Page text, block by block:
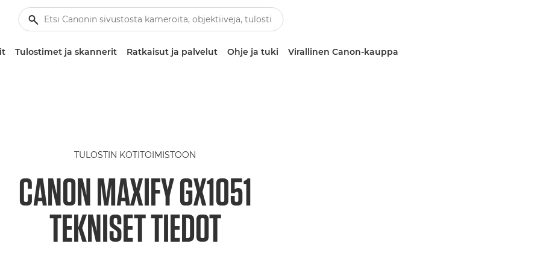
Tulostimet ja skannerit Ratkaisut ja palvelut Ohje ja tuki Virallinen Canon-kauppa
TULOSTIN KOTITOIMISTOON
CANON MAXIFY GX1051
TEKNISET TIEDOT